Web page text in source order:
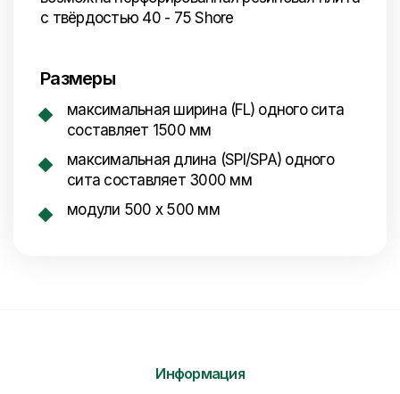
с твёрдостью 40 - 75 Shore
Размеры
максимальная ширина (FL) одного сита
составляет 1500 мм
максимальная длина (SPI/SPA) одного
сита составляет 3000 мм
модули 500 x 500 мм
Отправить нам сообщение
Информация